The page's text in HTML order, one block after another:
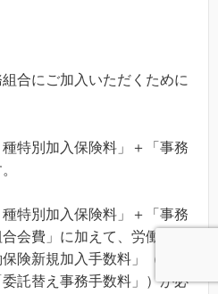
合にご加入いただくために
特別加入保険料」＋「事務
特別加入保険料」＋「事務
会費」に加えて、労働者の
険新規加入手数料」（すで
託替え事務手数料」）が必